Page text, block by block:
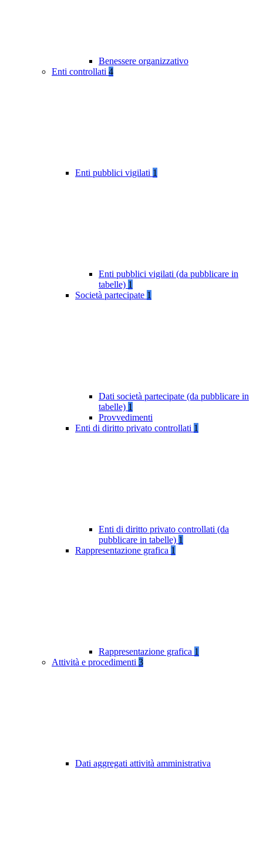
Benessere organizzativo
Enti controllati 4
Enti pubblici vigilati 1
Enti pubblici vigilati (da pubblicare in
tabelle) 1
Società partecipate 1
Dati società partecipate (da pubblicare in
tabelle) 1
Provvedimenti
Enti di diritto privato controllati 1
Enti di diritto privato controllati (da
pubblicare in tabelle) 1
Rappresentazione grafica 1
Rappresentazione grafica 1
Attività e procedimenti 3
Dati aggregati attività amministrativa